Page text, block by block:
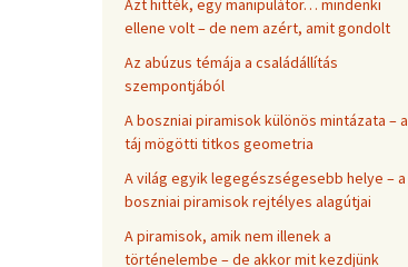
Azt hitték, egy manipulátor… mindenki
ellene volt – de nem azért, amit gondolt
Az abúzus témája a családállítás
szempontjából
A boszniai piramisok különös mintázata – a
táj mögötti titkos geometria
A világ egyik legegészségesebb helye – a
boszniai piramisok rejtélyes alagútjai
A piramisok, amik nem illenek a
történelembe – de akkor mit kezdjünk